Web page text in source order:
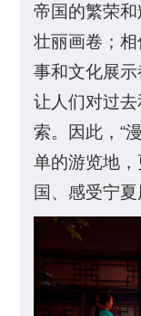
帝国的繁荣
壮丽画卷；
事和文化展示
让人们对过
索。因此，“
单的游览地
国、感受宁夏